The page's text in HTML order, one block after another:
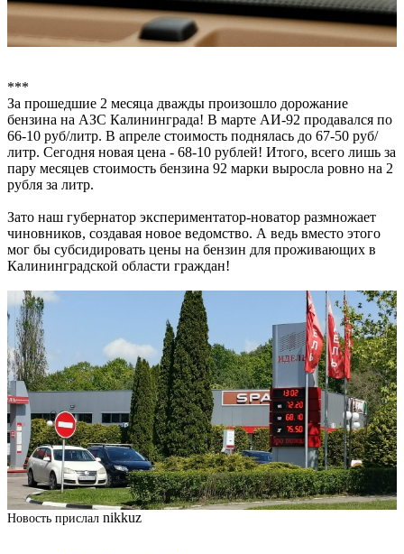
***
За прошедшие 2 месяца дважды произошло дорожание
бензина на АЗС Калининграда! В марте АИ-92 продавался по
66-10 руб/литр. В апреле стоимость поднялась до 67-50 руб/
литр. Сегодня новая цена - 68-10 рублей! Итого, всего лишь за
пару месяцев стоимость бензина 92 марки выросла ровно на 2
рубля за литр.
Зато наш губернатор экспериментатор-новатор размножает
чиновников, создавая новое ведомство. А ведь вместо этого
мог бы субсидировать цены на бензин для проживающих в
Калининградской области граждан!
Новость прислал nikkuz